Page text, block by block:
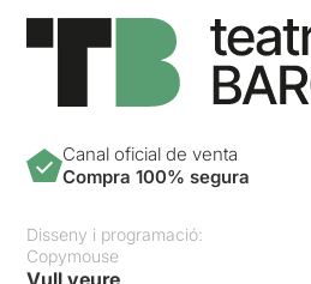
Canal oficial de venta
Compra 100% segura
Disseny i programació:
Copymouse